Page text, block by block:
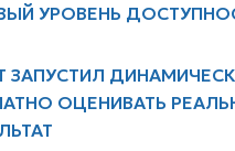
УРОВЕНЬ
ЗАПУСТИЛ
ОЦЕНИВАТЬ